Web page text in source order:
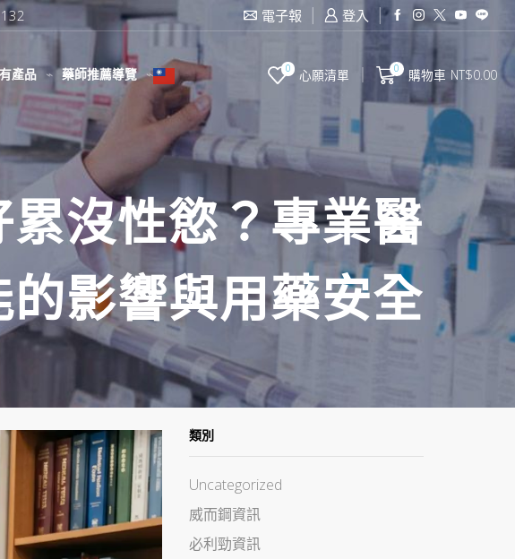
電子報 登入
產品 藥師推薦導覽 0 心願清單 0 購物車 NT$0.00
沒性慾？專業醫
影響與用藥安全
類別
Uncategorized
威而鋼資訊
必利勁資訊